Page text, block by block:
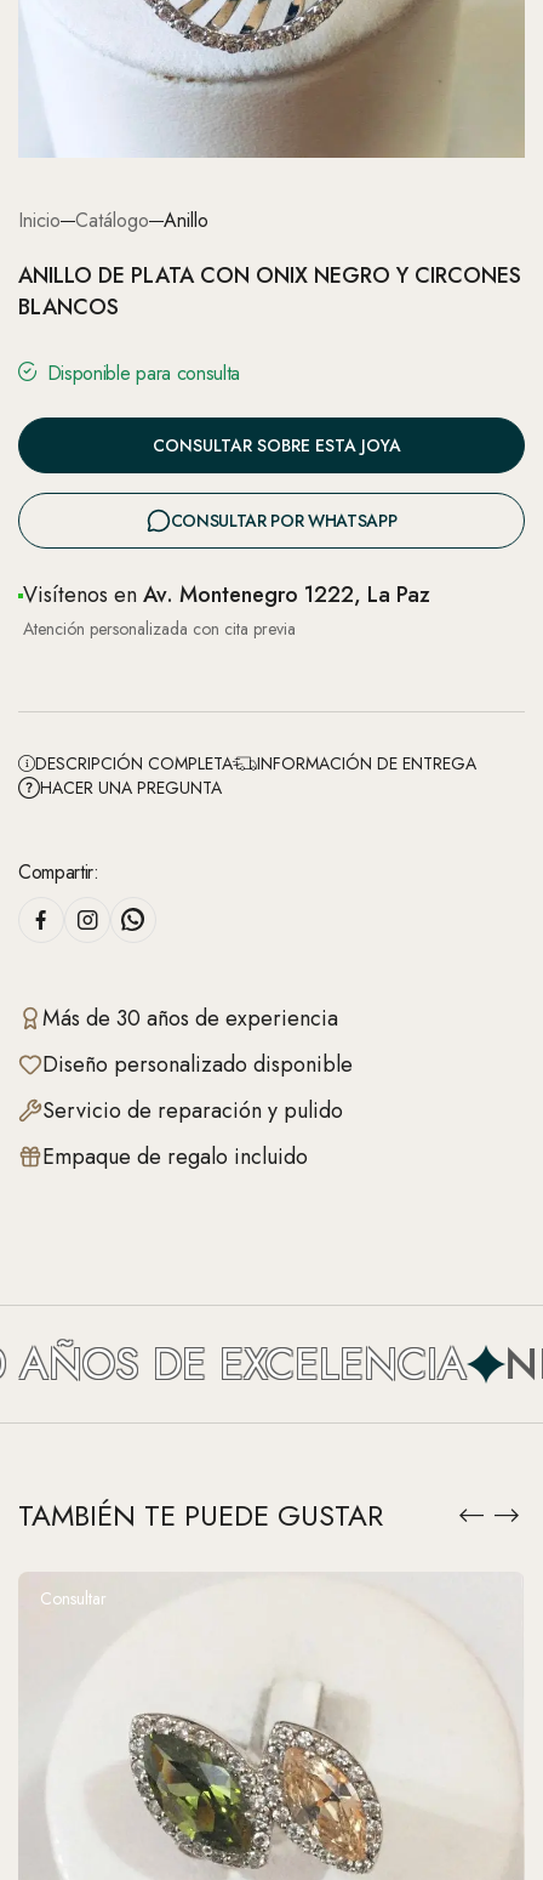
Inicio Catálogo Anillo
ANILLO DE PLATA CON ONIX NEGRO Y CIRCONES
BLANCOS
Disponible para consulta
CONSULTAR SOBRE ESTA JOYA
CONSULTAR POR WHATSAPP
Visítenos enAv. Montenegro 1222, La Paz
Atención personalizada con cita previa
DESCRIPCIÓN COMPLETA
INFORMACIÓN DE ENTREGA
HACER UNA PREGUNTA
Compartir:
Más de 30 años de experiencia
Diseño personalizado disponible
Servicio de reparación y pulido
Empaque de regalo incluido
DE EXCELENCIA
TAMBIÉN TE PUEDE GUSTAR
Consultar